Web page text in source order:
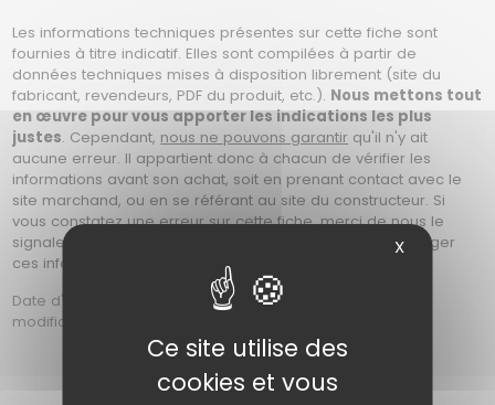
Les informations techniques présentes sur cette fiche sont
fournies à titre indicatif. Elles sont compilées à partir de
données techniques mises à disposition librement (site du
fabricant, revendeurs, PDF du produit, etc.). Nous mettons tout
en œuvre pour vous apporter les indications les plus
justes. Cependant, nous ne pouvons garantir qu'il n'y ait
aucune erreur. Il appartient donc à chacun de vérifier les
informations avant son achat, soit en prenant contact avec le
site marchand, ou en se référant au site du constructeur. Si
vous constatez une erreur sur cette fiche, merci de nous le
signaler en nous contactant afin que nous puissions corriger
ces informations. Photos non contractuelles.
Date d'ajout : Le Samedi 26 Juin 2021 à 21h17 | date de
modification : Le Mercredi 05 Aout 2026 à 11h29
X
Ce site utilise des
cookies et vous